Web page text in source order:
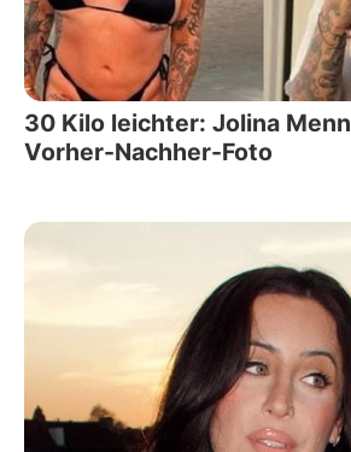
30 Kilo leichter: Jolina
Vorher-Nachher-Foto